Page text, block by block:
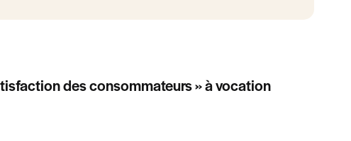
des consommateurs » à vocation